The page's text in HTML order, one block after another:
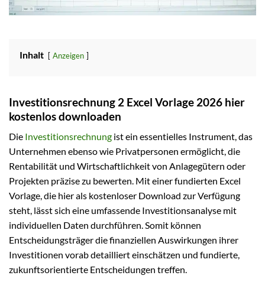
Inhalt Anzeigen
Investitionsrechnung 2 Excel Vorlage 2026 hier
kostenlos downloaden
Die Investitionsrechnung ist ein essentielles Instrument, das
Unternehmen ebenso wie Privatpersonen ermöglicht, die
Rentabilität und Wirtschaftlichkeit von Anlagegütern oder
Projekten präzise zu bewerten. Mit einer fundierten Excel
Vorlage, die hier als kostenloser Download zur Verfügung
steht, lässt sich eine umfassende Investitionsanalyse mit
individuellen Daten durchführen. Somit können
Entscheidungsträger die finanziellen Auswirkungen ihrer
Investitionen vorab detailliert einschätzen und fundierte,
zukunftsorientierte Entscheidungen treffen.